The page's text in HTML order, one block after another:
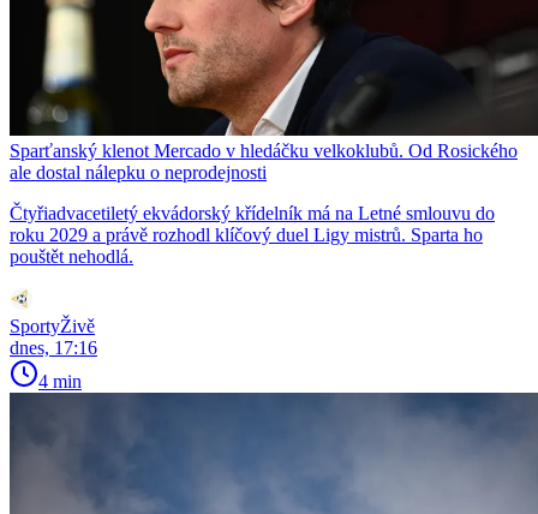
Sparťanský klenot Mercado v hledáčku velkoklubů. Od Rosického
ale dostal nálepku o neprodejnosti
Čtyřiadvacetiletý ekvádorský křídelník má na Letné smlouvu do
roku 2029 a právě rozhodl klíčový duel Ligy mistrů. Sparta ho
pouštět nehodlá.
SportyŽivě
dnes, 17:16
4 min